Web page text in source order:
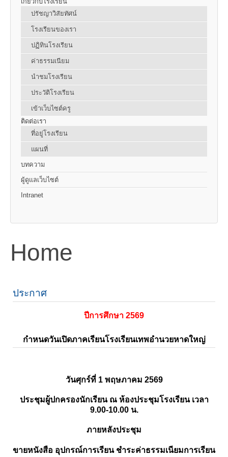
ปรัชญาวิสัยทัศน์
โรงเรียนของเรา
ปฏิทินโรงเรียน
ค่าธรรมเนียม
นำชมโรงเรียน
ประวัติโรงเรียน
เข้าเว็บไซต์ครู
ติดต่อเรา
ที่อยู่โรงเรียน
แผนที่
บทความ
ผู้ดูแลเว็บไซต์
Intranet
Home
ประกาศ
ปีการศึกษา 2569
กำหนดวันเปิดภาคเรียนโรงเรียนเทพอำนวยหาดใหญ่
วันศุกร์ที่ 1 พฤษภาคม 2569
ประชุมผู้ปกครองนักเรียน ณ ห้องประชุมโรงเรียน เวลา
9.00-10.00 น.
ภายหลังประชุม
ขายหนังสือ อุปกรณ์การเรียน ชำระค่าธรรมเนียมการเรียน